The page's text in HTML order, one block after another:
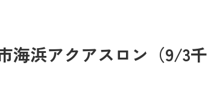
海浜アクアスロン（9/3